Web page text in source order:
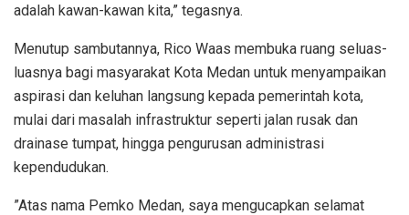
adalah kawan-kawan kita,” tegasnya.
Menutup sambutannya, Rico Waas membuka ruang seluas-
luasnya bagi masyarakat Kota Medan untuk menyampaikan
aspirasi dan keluhan langsung kepada pemerintah kota,
mulai dari masalah infrastruktur seperti jalan rusak dan
drainase tumpat, hingga pengurusan administrasi
kependudukan.
​”Atas nama Pemko Medan, saya mengucapkan selamat